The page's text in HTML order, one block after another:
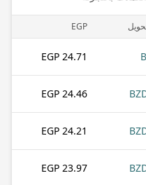
EGP
24.71 EGP
24.46 EGP
24.21 EGP
23.97 EGP